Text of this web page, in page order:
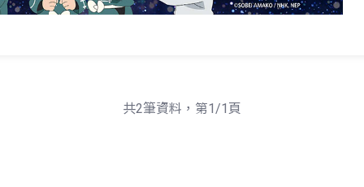
共2筆資料，第1/1頁